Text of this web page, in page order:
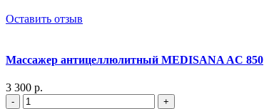
Оставить отзыв
Массажер антицеллюлитный MEDISANA AC 850
3 300 р.
- +